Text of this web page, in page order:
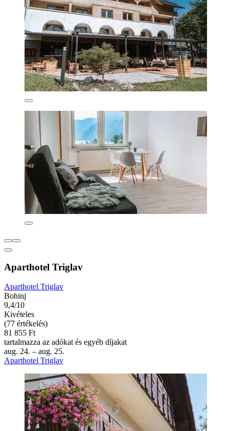
Aparthotel Triglav
Aparthotel Triglav
Bohinj
9,4/10
Kivételes
(77 értékelés)
81 855 Ft
tartalmazza az adókat és egyéb díjakat
aug. 24. – aug. 25.
Aparthotel Triglav